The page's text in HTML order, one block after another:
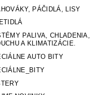
PÁČIDLÁ, LISY
PALIVA, CHLADENIA,
A KLIMATIZÁCIE.
AUTO BITY